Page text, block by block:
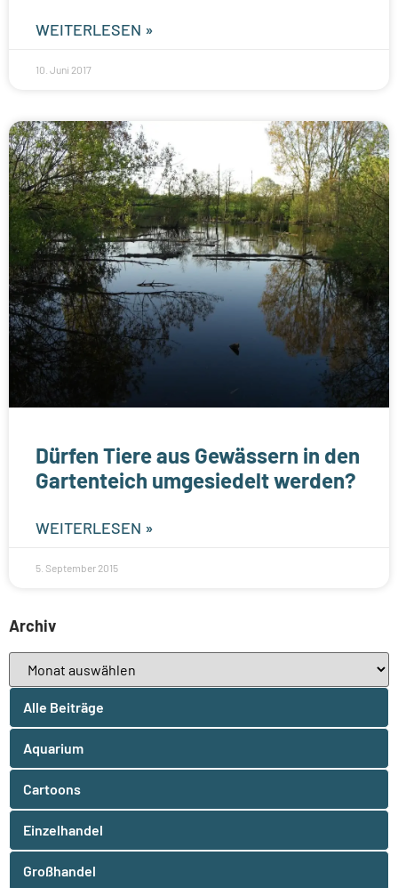
WEITERLESEN »
10. Juni 2017
Dürfen Tiere aus Gewässern in den
Gartenteich umgesiedelt werden?
WEITERLESEN »
5. September 2015
Archiv
Alle Beiträge
Aquarium
Cartoons
Einzelhandel
Großhandel